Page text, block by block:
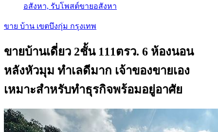
อสังหา, รับโพสต์ขายอสังหา
ขาย บ้าน เขตบึงกุ่ม กรุงเทพ
ขายบ้านเดี่ยว 2ชั้น 111ตรว. 6 ห้องนอน
หลังหัวมุม ทำเลดีมาก เจ้าของขายเอง
เหมาะสำหรับทำธุรกิจพร้อมอยู่อาศัย